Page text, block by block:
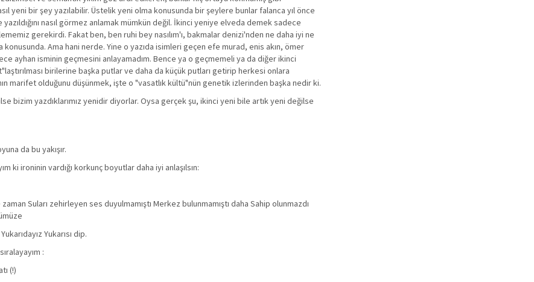
yeni bir şey yazılabilir. Üstelik yeni olma konusunda bir şeylere bunlar falanca yıl önce
nasıl görmez anlamak mümkün değil. İkinci yeniye elveda demek sadece
gerekirdi. Fakat ben, ben ruhi bey nasılım'ı, bakmalar denizi'nden ne daha iyi ne
Ama hani nerde. Yine o yazıda isimleri geçen efe murad, enis akın, ömer
ayhan isminin geçmesini anlayamadım. Bence ya o geçmemeli ya da diğer ikinci
birilerine başka putlar ve daha da küçük putları getirip herkesi onlara
marifet olduğunu düşünmek, işte o "vasatlık kültü"nün genetik izlerinden başka nedir ki.
bizim yazdıklarımız yenidir diyorlar. Oysa gerçek şu, ikinci yeni bile artık yeni değilse
da bu yakışır.
ki ironinin vardığı korkunç boyutlar daha iyi anlaşılsın:
Suları zehirleyen ses duyulmamıştı Merkez bulunmamıştı daha Sahip olunmazdı
Yukarısı dip.
:
(!)